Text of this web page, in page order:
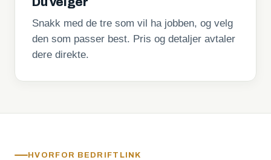
Snakk med de tre som vil ha jobben, og velg
den som passer best. Pris og detaljer avtaler
dere direkte.
HVORFOR BEDRIFTLINK